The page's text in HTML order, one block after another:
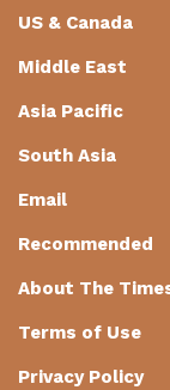
US & Canada
Middle East
Asia Pacific
South Asia
Email
Recommended
About The
Terms of Use
Privacy Policy